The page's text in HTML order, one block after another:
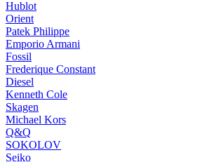
Hublot
Orient
Patek Philippe
Emporio Armani
Fossil
Frederique Constant
Diesel
Kenneth Cole
Skagen
Michael Kors
Q&Q
SOKOLOV
Seiko